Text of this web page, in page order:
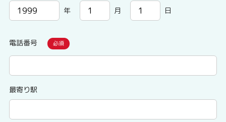
年 月 日
電話番号
最寄り駅